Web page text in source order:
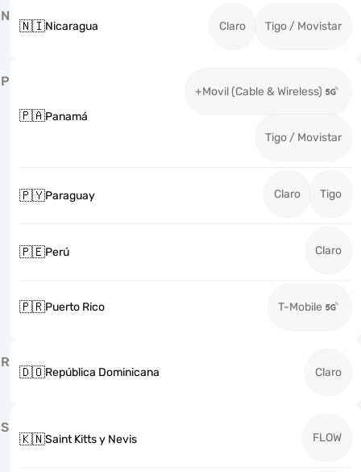
N
🇳🇮Nicaragua Claro Tigo / Movistar
P
🇵🇦Panamá
+Movil (Cable & Wireless)
Tigo / Movistar
🇵🇾Paraguay Claro Tigo
🇵🇪Perú Claro
🇵🇷Puerto Rico T-Mobile
R
🇩🇴República Dominicana Claro
S
🇰🇳Saint Kitts y Nevis FLOW